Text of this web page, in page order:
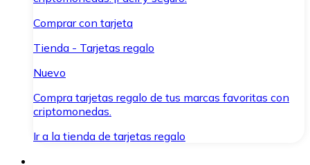
Comprar con tarjeta
Tienda - Tarjetas regalo
Nuevo
Compra tarjetas regalo de tus marcas favoritas con
criptomonedas.
Ir a la tienda de tarjetas regalo